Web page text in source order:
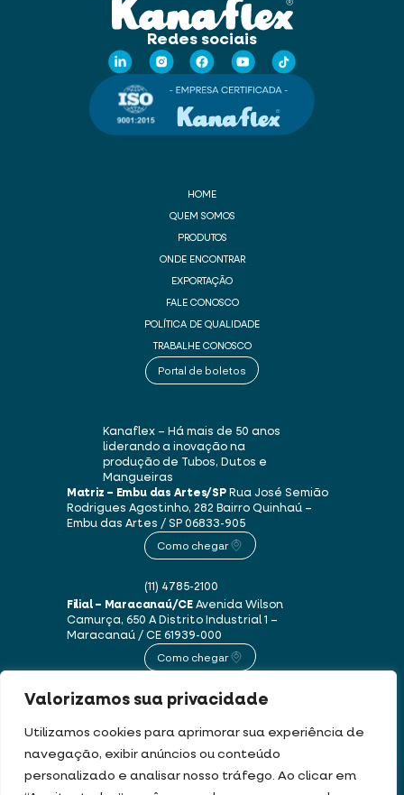
Valorizamos sua privacidade
Utilizamos cookies para aprimorar sua experiência de
navegação, exibir anúncios ou conteúdo
personalizado e analisar nosso tráfego. Ao clicar em
Redes sociais
HOME
QUEM SOMOS
PRODUTOS
ONDE ENCONTRAR
EXPORTAÇÃO
FALE CONOSCO
POLÍTICA DE QUALIDADE
TRABALHE CONOSCO
Portal de boletos
Kanaflex – Há mais de 50 anos
liderando a inovação na
produção de Tubos, Dutos e
Mangueiras
Matriz – Embu das Artes/SPRua José Semião
Rodrigues Agostinho, 282 Bairro Quinhaú –
Embu das Artes / SP06833-905
Como chegar
(11) 4785-2100
Filial – Maracanaú/CEAvenida Wilson
Camurça, 650 ADistrito Industrial 1 –
Maracanaú / CE61939-000
Como chegar
(85) 3250-1235
Este site usa cookies e dados pessoais de acordo com os nossosTermos de Uso e